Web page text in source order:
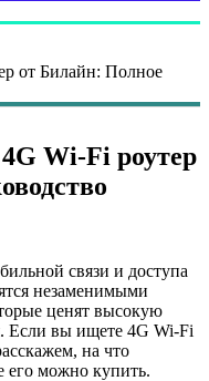
от Билайн: Полное
Wi-Fi роутер
связи и доступа
незаменимыми
ценят высокую
Если вы ищете 4G Wi-Fi
на что
его можно купить.